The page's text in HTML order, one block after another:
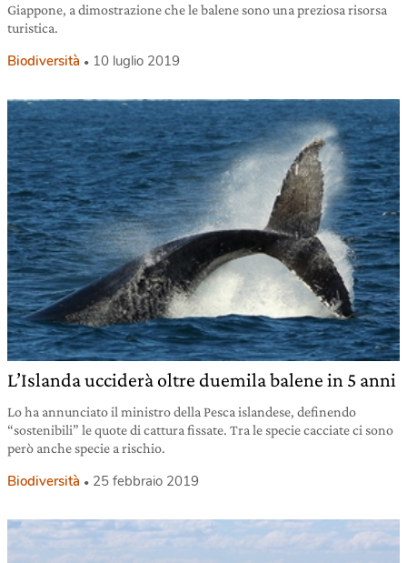
Giappone, a dimostrazione che le balene sono una preziosa risorsa
turistica.
Biodiversità 10 luglio 2019
L’Islanda ucciderà oltre duemila balene in 5 anni
Lo ha annunciato il ministro della Pesca islandese, definendo
“sostenibili” le quote di cattura fissate. Tra le specie cacciate ci sono
però anche specie a rischio.
Biodiversità 25 febbraio 2019